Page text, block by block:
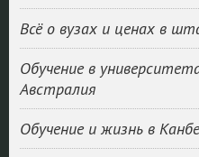
Всё о вузах и ценах в
Обучение в
Австралия
Обучение и жизнь в